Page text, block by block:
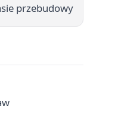
przebudowy